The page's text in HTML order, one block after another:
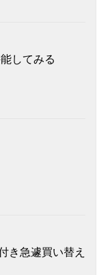
能してみる
き急遽買い替え